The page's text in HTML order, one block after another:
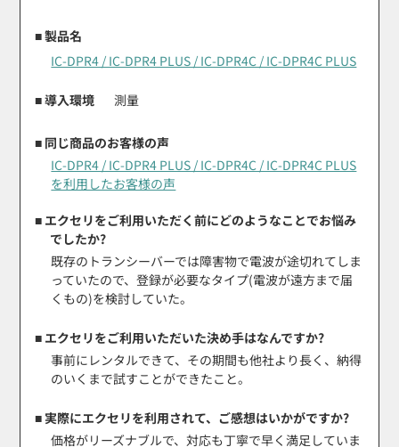
■ 製品名
IC-DPR4 / IC-DPR4 PLUS / IC-DPR4C / IC-DPR4C PLUS
■ 導入環境 測量
■ 同じ商品のお客様の声
IC-DPR4 / IC-DPR4 PLUS / IC-DPR4C / IC-DPR4C PLUS
を利用したお客様の声
■ エクセリをご利用いただく前にどのようなことでお悩み
でしたか?
既存のトランシーバーでは障害物で電波が途切れてしま
っていたので、登録が必要なタイプ(電波が遠方まで届
くもの)を検討していた。
■ エクセリをご利用いただいた決め手はなんですか?
事前にレンタルできて、その期間も他社より長く、納得
のいくまで試すことができたこと。
■ 実際にエクセリを利用されて、ご感想はいかがですか?
価格がリーズナブルで、対応も丁寧で早く満足していま